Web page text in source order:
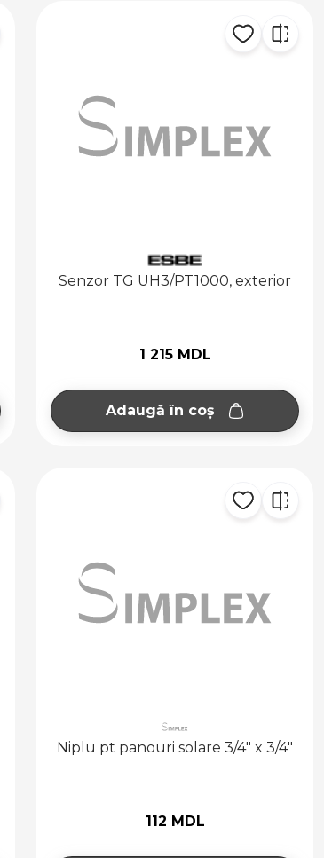
Senzor TG UH3/PT1000, exterior
1 215 MDL
Adaugă în coș
Niplu pt panouri solare 3/4" x 3/4"
112 MDL